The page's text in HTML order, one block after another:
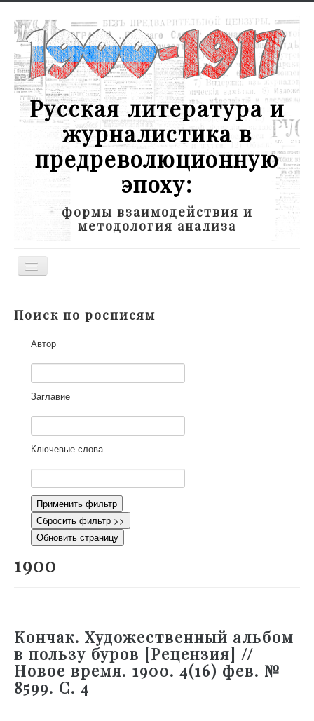
Русская литература и
журналистика в
предреволюционную
эпоху:
формы взаимодействия и
методология анализа
Toggle
Участники
Научная работа
Как работать с сайтом
Контакты
Поиск по росписям
Автор
Заглавие
Ключевые слова
Применить фильтр
Сбросить фильтр >>
Обновить страницу
1900
Кончак. Художественный альбом
в пользу буров [Рецензия] //
Новое время. 1900. 4(16) фев. №
8599. С. 4